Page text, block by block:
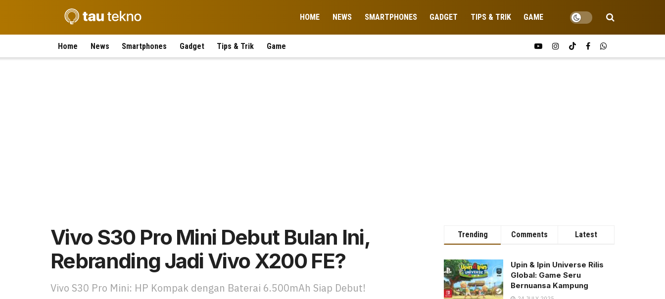
HOME NEWS SMARTPHONES GADGET TIPS & TRIK GAME
Home News Smartphones Gadget Tips & Trik Game
Vivo S30 Pro Mini Debut Bulan Ini,
Rebranding Jadi Vivo X200 FE?
Vivo S30 Pro Mini: HP Kompak dengan Baterai 6.500mAh Siap Debut!
Trending Comments Latest
Upin & Ipin Universe Rilis
Global: Game Seru
Bernuansa Kampung